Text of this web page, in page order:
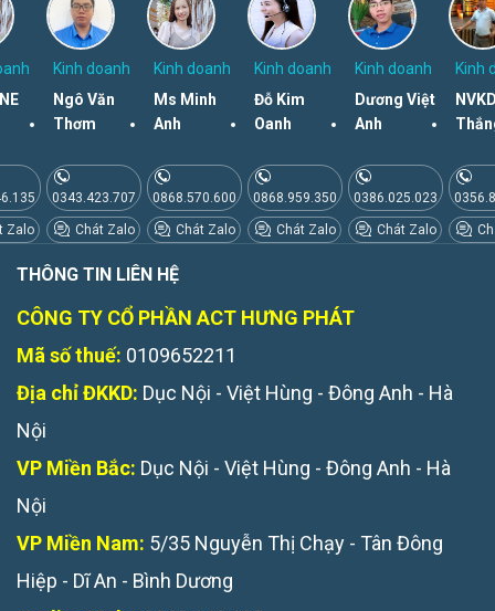
Zalo
Kinh doanh
Ngô Văn
Thơm
0343.423.707
Chát Zalo
Kinh doanh
Ms Minh
Anh
0868.570.600
Chát Zalo
Kinh doanh
Đỗ Kim
Oanh
0868.959.350
Chát Zalo
Kinh doanh
Dương Việt
Anh
0386.025.023
Chát Zalo
Kinh
THÔNG TIN LIÊN HỆ
CÔNG TY CỔ PHẦN ACT HƯNG PHÁT
Mã số thuế: 0109652211
Địa chỉ ĐKKD: Dục Nội - Việt Hùng - Đông Anh - Hà
Nội
VP Miền Bắc: Dục Nội - Việt Hùng - Đông Anh - Hà
Nội
VP Miền Nam: 5/35 Nguyễn Thị Chạy - Tân Đông
Hiệp - Dĩ An - Bình Dương